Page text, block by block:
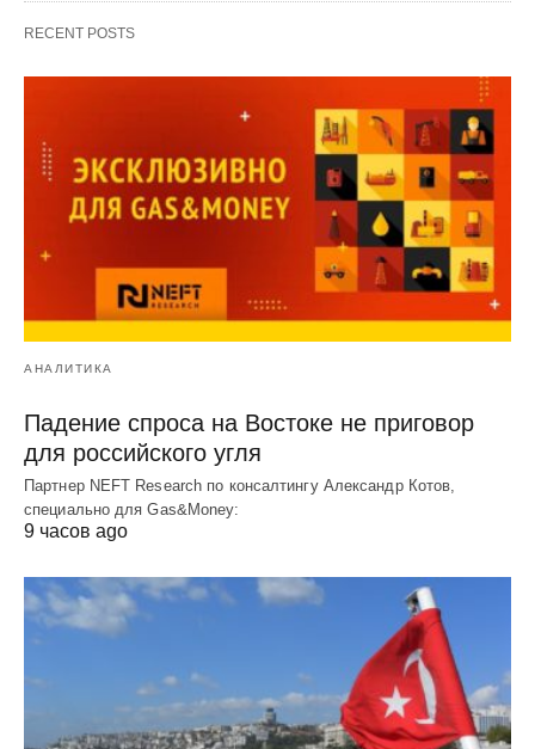
RECENT POSTS
АНАЛИТИКА
Падение спроса на Востоке не приговор
для российского угля
Партнер NEFT Research по консалтингу Александр Котов,
специально для Gas&Money:
9 часов ago